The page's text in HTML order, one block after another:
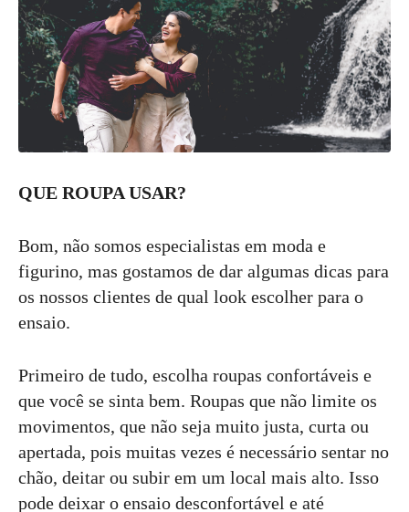
QUE ROUPA USAR?
Bom, não somos especialistas em moda e
figurino, mas gostamos de dar algumas dicas para
os nossos clientes de qual look escolher para o
ensaio.
Primeiro de tudo, escolha roupas confortáveis e
que você se sinta bem. Roupas que não limite os
movimentos, que não seja muito justa, curta ou
apertada, pois muitas vezes é necessário sentar no
chão, deitar ou subir em um local mais alto. Isso
pode deixar o ensaio desconfortável e até